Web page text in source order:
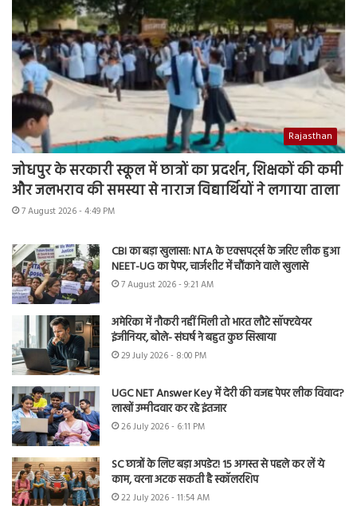
Rajasthan
जोधपुर के सरकारी स्कूल में छात्रों का प्रदर्शन, शिक्षकों की कमी
और जलभराव की समस्या से नाराज विद्यार्थियों ने लगाया ताला
7 August 2026 - 4:49 PM
CBI का बड़ा खुलासा: NTA के एक्सपर्ट्स के जरिए लीक हुआ
NEET-UG का पेपर, चार्जशीट में चौंकाने वाले खुलासे
7 August 2026 - 9:21 AM
अमेरिका में नौकरी नहीं मिली तो भारत लौटे सॉफ्टवेयर
इंजीनियर, बोले- संघर्ष ने बहुत कुछ सिखाया
29 July 2026 - 8:00 PM
UGC NET Answer Key में देरी की वजह पेपर लीक विवाद?
लाखों उम्मीदवार कर रहे इंतजार
26 July 2026 - 6:11 PM
SC छात्रों के लिए बड़ा अपडेट! 15 अगस्त से पहले कर लें ये
काम, वरना अटक सकती है स्कॉलरशिप
22 July 2026 - 11:54 AM